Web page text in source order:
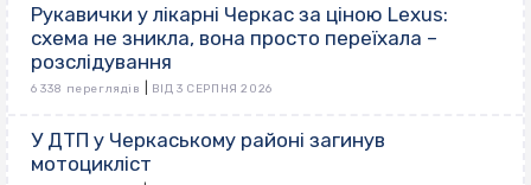
Рукавички у лікарні Черкас за ціною Lexus:
схема не зникла, вона просто переїхала –
розслідування
6 338 переглядів ВІД 3 СЕРПНЯ 2026
У ДТП у Черкаському районі загинув
мотоцикліст